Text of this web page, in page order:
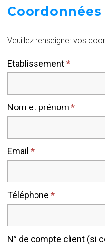
Coordonnées
Veuillez renseigner vos
Etablissement*
Nom et prénom *
Email *
Téléphone *
N° de compte client (si